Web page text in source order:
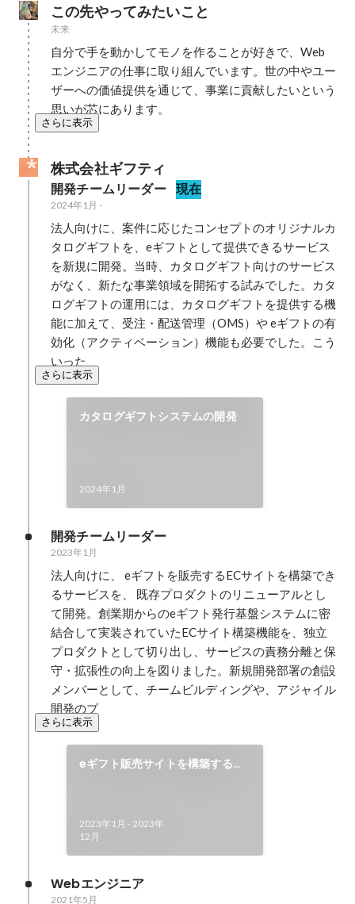
この先やってみたいこと
未来
自分で手を動かしてモノを作ることが好きで、Web
エンジニアの仕事に取り組んでいます。世の中やユー
ザーへの価値提供を通じて、事業に貢献したいという
思いが芯にあります。
さらに表示
株式会社ギフティ
開発チームリーダー 現在
2024年1月 -
法人向けに、案件に応じたコンセプトのオリジナルカ
タログギフトを、eギフトとして提供できるサービス
を新規に開発。当時、カタログギフト向けのサービス
がなく、新たな事業領域を開拓する試みでした。カタ
ログギフトの運用には、カタログギフトを提供する機
能に加えて、受注・配送管理（OMS）や eギフトの有
効化（アクティベーション）機能も必要でした。こう
いった
さらに表示
カタログギフトシステムの開発
2024年1月
開発チームリーダー
2023年1月
法⼈向けに、 eギフトを販売するECサイトを構築でき
るサービスを、 既存プロダクトのリニューアルとし
て開発。創業期からのeギフト発⾏基盤システムに密
結合して実装されていたECサイト構築機能を、独⽴
プロダクトとして切り出し、サービスの責務分離と保
守・拡張性の向上を図りました。新規開発部署の創設
メンバーとして、チームビルディングや、アジャイル
開発のプ
さらに表示
eギフト販売サイトを構築する
2023年1月 -2023年
12月
Webエンジニア
2021年5月